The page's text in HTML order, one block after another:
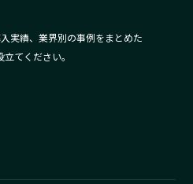
実績、業界別の事例をまとめた
てください。